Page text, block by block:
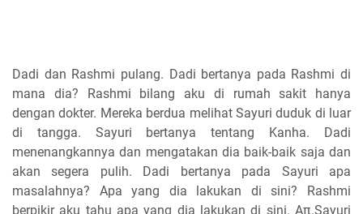
Dadi dan Rashmi pulang. Dadi bertanya pada Rashmi di
mana dia? Rashmi bilang aku di rumah sakit hanya
dengan dokter. Mereka berdua melihat Sayuri duduk di luar
di tangga. Sayuri bertanya tentang Kanha. Dadi
menenangkannya dan mengatakan dia baik-baik saja dan
akan segera pulih. Dadi bertanya pada Sayuri apa
masalahnya? Apa yang dia lakukan di sini? Rashmi
berpikir aku tahu apa yang dia lakukan di sini. Aπ.Sayuri